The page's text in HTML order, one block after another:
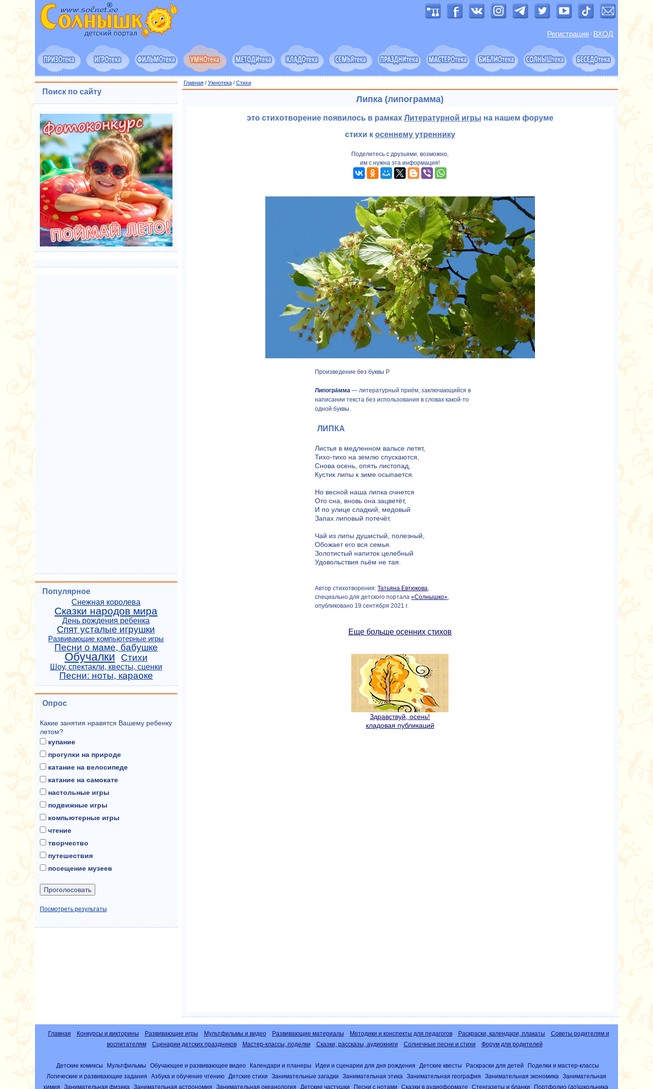
Регистрация / ВХОД
Главная/ Умнотека/ Cтихи
Липка (липограмма)
это стихотворение появилось в рамках Литературной игры на нашем форуме
стихи к осеннему утреннику
Поделитесь с друзьями, возможно,
им с нужна эта информация!
Произведение без буквы Р
Липогра́мма — литературный приём, заключающийся в
написании текста без использования в словах какой-то
одной буквы.
ЛИПКА
Листья в медленном вальсе летят,
Тихо-тихо на землю спускаются,
Снова осень, опять листопад,
Кустик липы к зиме осыпается.
Но весной наша липка очнется
Ото сна, вновь она зацветёт,
И по улице сладкий, медовый
Запах липовый потечёт.
Чай из липы душистый, полезный,
Обожает его вся семья.
Золотистый напиток целебный
Удовольствия пьём не тая.
Автор стихотворения:Татьяна Евтюкова,
специально для детского портала«Солнышко»,
опубликовано 19 сентября 2021 г.
Еще больше осенних стихов
Здравствуй, осень!
кладовая публикаций
Поиск по сайту
Популярное
Снежная королева
Сказки народов мира
День рождения ребенка
Спят усталые игрушки
Развивающие компьютерные игры
Песни о маме, бабушке
Обучалки Стихи
Шоу, спектакли, квесты, сценки
Песни: ноты, караоке
Опрос
Какие занятия нравятся Вашему ребенку
летом?
купание
прогулки на природе
катание на велосипеде
катание на самокате
настольные игры
подвижные игры
компьютерные игры
чтение
творчество
путешествия
посещение музеев
Посмотреть результаты
Главная Конкурсы и викторины Развивающие игры Мультфильмы и видео Развивающие материалы Методики и конспекты для педагогов Раскраски, календари, плакаты
Советы родителям и
воспитателям
Сценарии детских праздников Мастер-классы, поделки Сказки, рассказы, аудиокниги Солнечные песни и стихи Форум для родителей
Детские комиксы Мультфильмы Обучающее и развивающее видео Календари и планеры Идеи и сценарии для дня рождения Детские квесты Раскраски для детей
Поделки и мастер-классы
Логические и развивающие задания
Азбука и обучение чтению Детские стихи Занимательные загадки Занимательная этика Занимательная география Занимательная экономика
Занимательная
химия
Занимательная физика Занимательная астрономия Занимательная океанология Детские частушки Песни с нотами Сказки в аудиоформате Стенгазеты и бланки Портфолио (до)школьника